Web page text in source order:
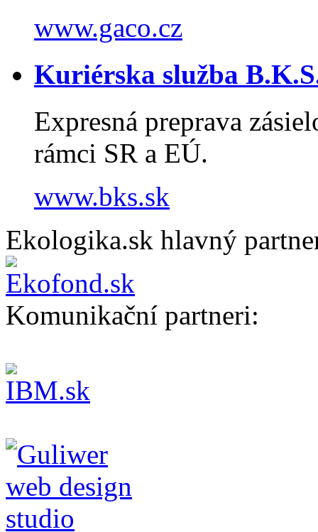
www.gaco.cz
Kuriérska služba
Expresná preprava
rámci SR a EÚ.
www.bks.sk
Ekologika.sk hlavný
Komunikační partneri: